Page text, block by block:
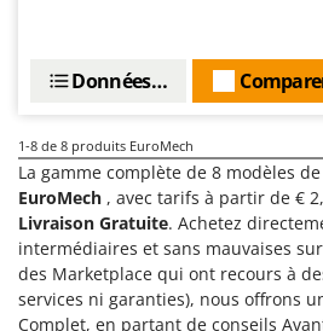
Masterpro
MCH
Michelin
Mille
Minox
Mockmill
Données techniques
1-8 de 8 produits EuroMech
La gamme complète de 8 modèles de
EuroMech , avec tarifs à partir de €
Livraison Gratuite. Achetez
intermédiaires et sans mauvaises
des Marketplace qui ont recours à
services ni garanties), nous offrons
Complet, en partant de conseils